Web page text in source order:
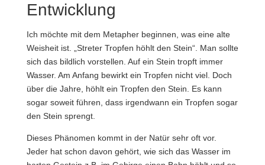
Entwicklung
Ich möchte mit dem Metapher beginnen, was eine alte
Weisheit ist. „Streter Tropfen höhlt den Stein“. Man sollte
sich das bildlich vorstellen. Auf ein Stein tropft immer
Wasser. Am Anfang bewirkt ein Tropfen nicht viel. Doch
über die Jahre, höhlt ein Tropfen den Stein. Es kann
sogar soweit führen, dass irgendwann ein Tropfen sogar
den Stein sprengt.
Dieses Phänomen kommt in der Natür sehr oft vor.
Jeder hat schon davon gehört, wie sich das Wasser im